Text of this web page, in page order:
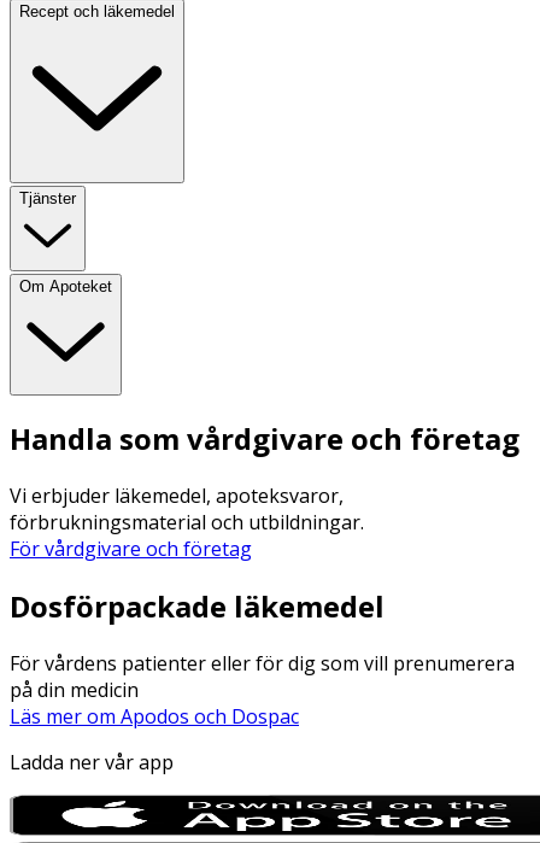
Recept och läkemedel
Tjänster
Om Apoteket
Handla som vårdgivare och företag
Vi erbjuder läkemedel, apoteksvaror,
förbrukningsmaterial och utbildningar.
För vårdgivare och företag
Dosförpackade läkemedel
För vårdens patienter eller för dig som vill prenumerera
på din medicin
Läs mer om Apodos och Dospac
Ladda ner vår app